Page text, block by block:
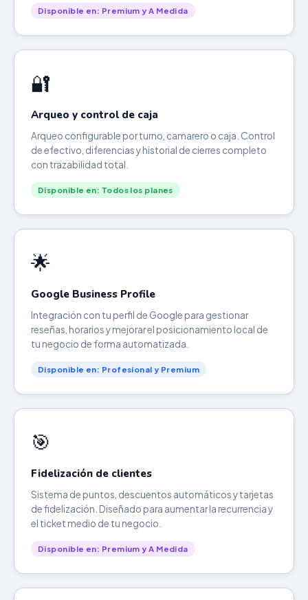
Disponible en: Premium y A Medida
🔐
Arqueo y control de caja
Arqueo configurable por turno, camarero o caja. Control
de efectivo, diferencias y historial de cierres completo
con trazabilidad total.
Disponible en: Todos los planes
🌟
Google Business Profile
Integración con tu perfil de Google para gestionar
reseñas, horarios y mejorar el posicionamiento local de
tu negocio de forma automatizada.
Disponible en: Profesional y Premium
🎯
Fidelización de clientes
Sistema de puntos, descuentos automáticos y tarjetas
de fidelización. Diseñado para aumentar la recurrencia y
el ticket medio de tu negocio.
Disponible en: Premium y A Medida